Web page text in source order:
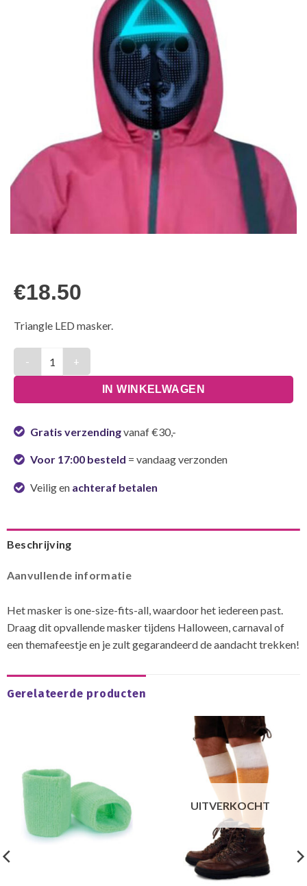
€18.50
Triangle LED masker.
IN WINKELWAGEN
Gratis verzendingvanaf €30,-
Voor 17:00 besteld = vandaag verzonden
Veilig en achteraf betalen
Beschrijving
Aanvullende informatie
Het masker is one-size-fits-all, waardoor het iedereen past.
Draag dit opvallende masker tijdens Halloween, carnaval of
een themafeestje en je zult gegarandeerd de aandacht trekken!
Gerelateerde producten
UITVERKOCHT